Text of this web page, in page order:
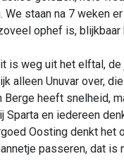
We staan na 7 weken
ophef is,
is weg uit het elftal, de
alleen Unuvar over,
Berge heeft snelheid,
Sparta en iedereen
Oosting denkt het
passeren, dat